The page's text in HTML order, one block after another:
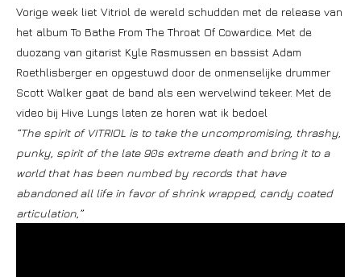
Vorige week liet Vitriol de wereld schudden met de release van
het album To Bathe From The Throat Of Cowardice. Met de
duozang van gitarist Kyle Rasmussen en bassist Adam
Roethlisberger en opgestuwd door de onmenselijke drummer
Scott Walker gaat de band als een wervelwind tekeer. Met de
video bij Hive Lungs laten ze horen wat ik bedoel
“The spirit of VITRIOL is to take the uncompromising, thrashy,
punky, spirit of the late 90s extreme death and bring it to a
world that has been numbed by records that have
abandoned all life in favor of shrink wrapped, candy coated
articulation,”